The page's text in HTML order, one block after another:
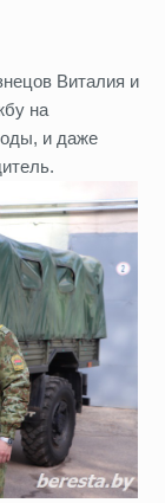
Виталия и
на
и даже